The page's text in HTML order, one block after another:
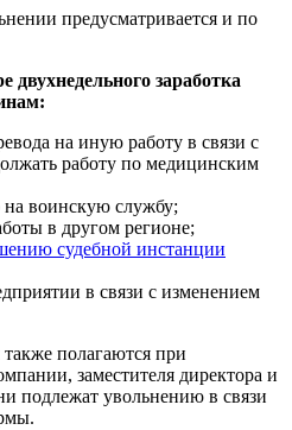
предусматривается и по
двухнедельного заработка
на иную работу в связи с
работу по медицинским
воинскую службу;
в другом регионе;
судебной инстанции
в связи с изменением
полагаются при
заместителя директора и
подлежат увольнению в связи